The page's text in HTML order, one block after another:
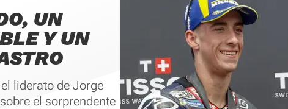
UN
Y UN
liderato de Jorge
el sorprendente